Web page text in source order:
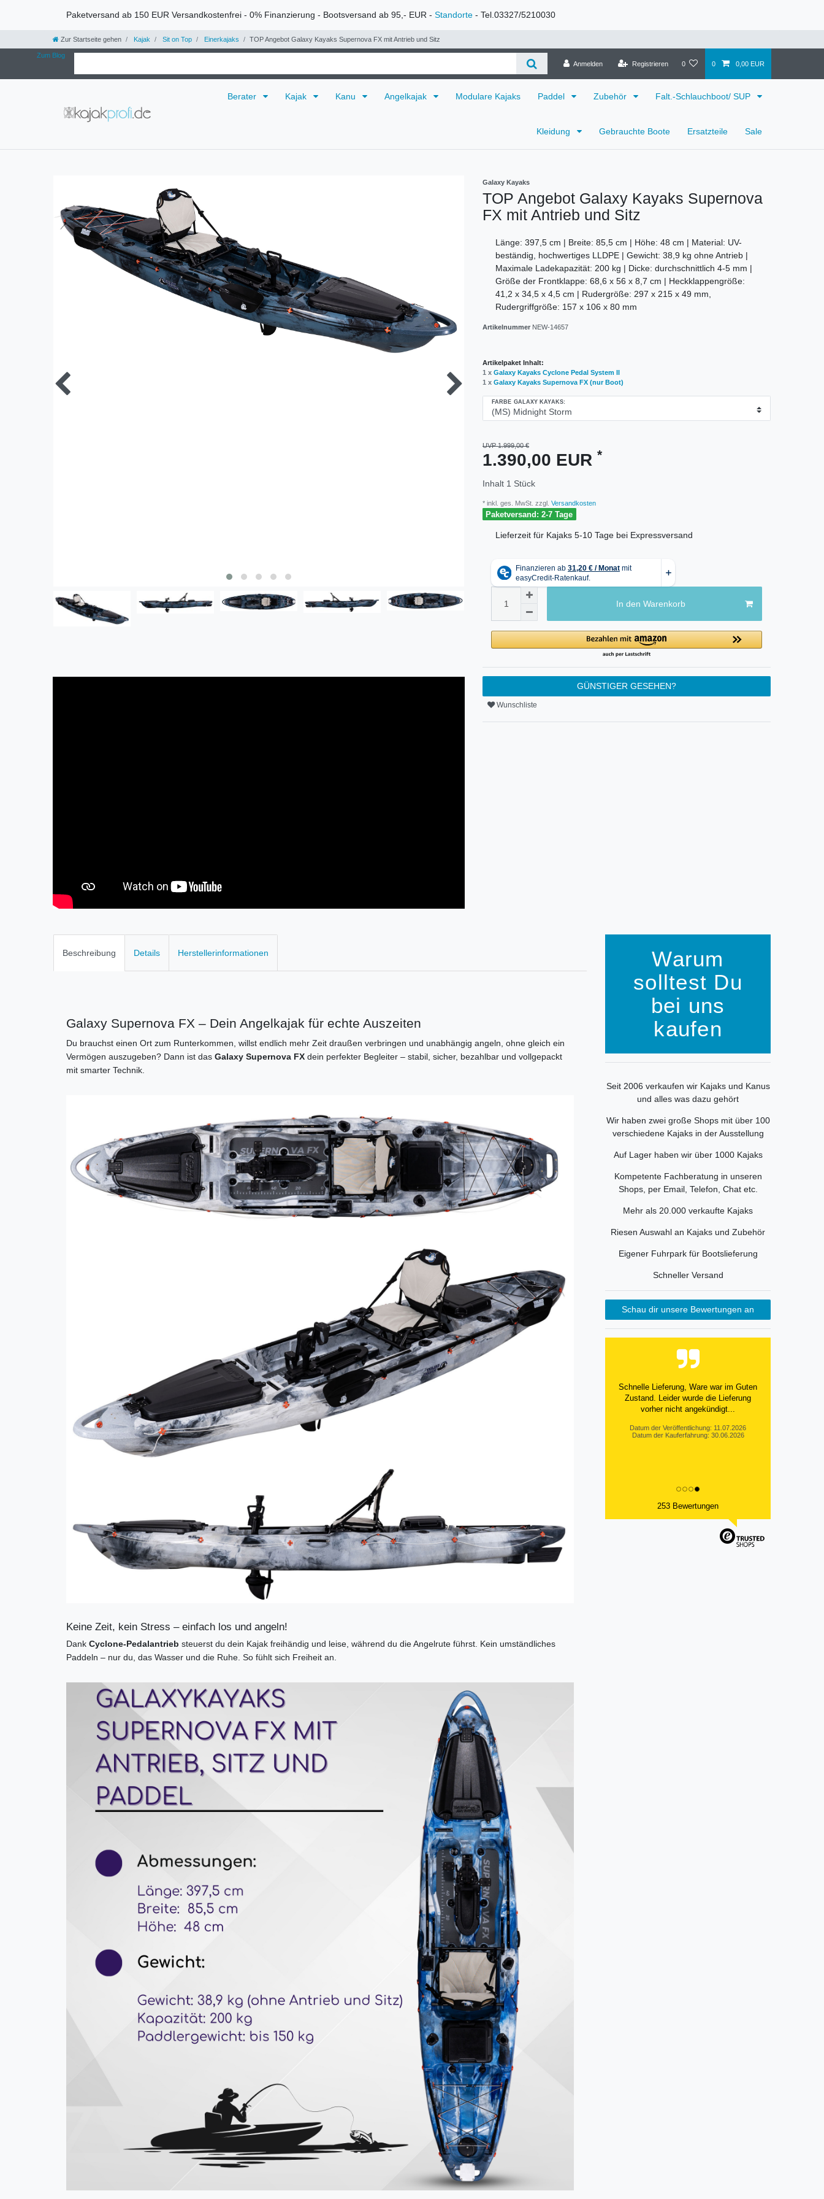
Paketversand ab 150 EUR Versandkostenfrei - 0% Finanzierung - Bootsversand ab 95,- EUR - Standorte - Tel.03327/5210030
Zur Startseite gehen Kajak Sit on Top Einerkajaks TOP Angebot Galaxy Kayaks Supernova FX mit Antrieb und Sitz
Zum Blog
Anmelden
Registrieren 0 0 0,00 EUR
Berater Kajak Kanu Angelkajak Modulare Kajaks Paddel Zubehör Falt.-Schlauchboot/ SUP
Kleidung Gebrauchte Boote Ersatzteile Sale
Galaxy Kayaks
TOP Angebot Galaxy Kayaks Supernova
FX mit Antrieb und Sitz
Länge: 397,5 cm | Breite: 85,5 cm | Höhe: 48 cm | Material: UV-
beständig, hochwertiges LLDPE | Gewicht: 38,9 kg ohne Antrieb |
Maximale Ladekapazität: 200 kg | Dicke: durchschnittlich 4-5 mm |
Größe der Frontklappe: 68,6 x 56 x 8,7 cm | Heckklappengröße:
41,2 x 34,5 x 4,5 cm | Rudergröße: 297 x 215 x 49 mm,
Rudergriffgröße: 157 x 106 x 80 mm
Artikelnummer NEW-14657
Artikelpaket Inhalt:
1 x Galaxy Kayaks Cyclone Pedal System II
1 x Galaxy Kayaks Supernova FX (nur Boot)
FARBE GALAXY KAYAKS:
UVP 1.999,00 €
1.390,00 EUR *
Inhalt 1 Stück
* inkl. ges. MwSt. zzgl. Versandkosten
Paketversand: 2-7 Tage
Lieferzeit für Kajaks 5-10 Tage bei Expressversand
In den Warenkorb
GÜNSTIGER GESEHEN?
Wunschliste
Beschreibung Details Herstellerinformationen
Galaxy Supernova FX – Dein Angelkajak für echte Auszeiten
Du brauchst einen Ort zum Runterkommen, willst endlich mehr Zeit draußen verbringen und unabhängig angeln, ohne gleich ein
Vermögen auszugeben? Dann ist das Galaxy Supernova FX dein perfekter Begleiter – stabil, sicher, bezahlbar und vollgepackt
mit smarter Technik.
Keine Zeit, kein Stress – einfach los und angeln!
Dank Cyclone-Pedalantrieb steuerst du dein Kajak freihändig und leise, während du die Angelrute führst. Kein umständliches
Paddeln – nur du, das Wasser und die Ruhe. So fühlt sich Freiheit an.
Warum
solltest Du
bei uns
kaufen
Seit 2006 verkaufen wir Kajaks und Kanus
und alles was dazu gehört
Wir haben zwei große Shops mit über 100
verschiedene Kajaks in der Ausstellung
Auf Lager haben wir über 1000 Kajaks
Kompetente Fachberatung in unseren
Shops, per Email, Telefon, Chat etc.
Mehr als 20.000 verkaufte Kajaks
Riesen Auswahl an Kajaks und Zubehör
Eigener Fuhrpark für Bootslieferung
Schneller Versand
Schau dir unsere Bewertungen an
Habe Angelkayak gekauft, bin mit
Abwicklung und Preis zufrieden. Was
fehlt, ist eine Beschreibung de...
Datum der Veröffentlichung: 26.07.2026
253 Bewertungen